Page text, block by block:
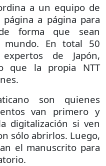
a un equipo de
a página para
forma que sean
mundo. En total 50
de Japón,
que la propia NTT
son quienes
van primero y
digitalización si ven
sólo abrirlos. Luego,
el manuscrito para